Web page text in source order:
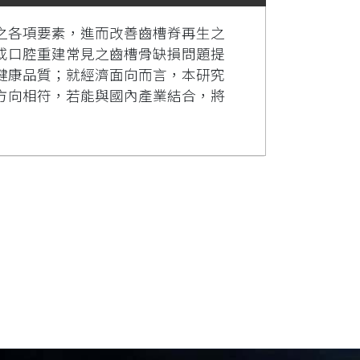
項要素，進而改善齒槽脊再生之
腔重建常見之齒槽骨缺損問題提
品質；就經濟面向而言，本研究
相符，若能與國內產業結合，將